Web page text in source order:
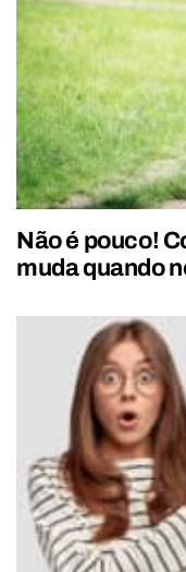
Não é pouco!
muda quando